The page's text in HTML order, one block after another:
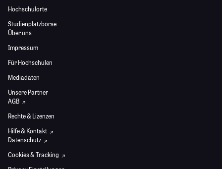
Hochschulorte
Studienplatzbörse
Über uns
Impressum
Für Hochschulen
Mediadaten
Unsere Partner
AGB
Rechte & Lizenzen
Hilfe & Kontakt
Datenschutz
Cookies & Tracking